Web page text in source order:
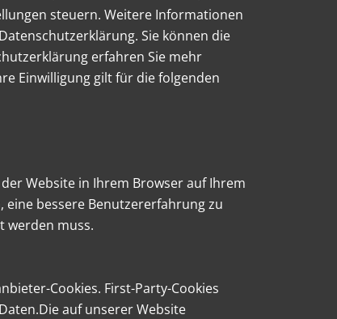
steuern. Weitere Informationen
Sie können die
erfahren Sie mehr
Einwilligung gilt für die folgenden
Website in Ihrem Browser auf Ihrem
eine bessere Benutzererfahrung zu
werden muss.
Cookies. First-Party-Cookies
auf unserer Website